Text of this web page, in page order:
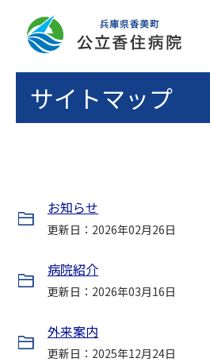
サイトマップ
お知らせ
更新日：2026年02月26日
病院紹介
更新日：2026年03月16日
外来案内
更新日：2025年12月24日